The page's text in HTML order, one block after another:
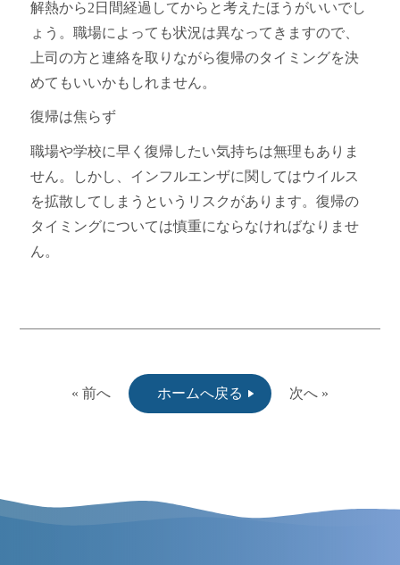
解熱から2日間経過してからと考えたほうがいいでし
ょう。職場によっても状況は異なってきますので、
上司の方と連絡を取りながら復帰のタイミングを決
めてもいいかもしれません。
復帰は焦らず
職場や学校に早く復帰したい気持ちは無理もありま
せん。しかし、インフルエンザに関してはウイルス
を拡散してしまうというリスクがあります。復帰の
タイミングについては慎重にならなければなりませ
ん。
« 前へ ホームへ戻る 次へ »